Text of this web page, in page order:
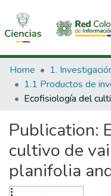
Communities &
All of DSpace
Home
Publication:
cultivo de
planifolia